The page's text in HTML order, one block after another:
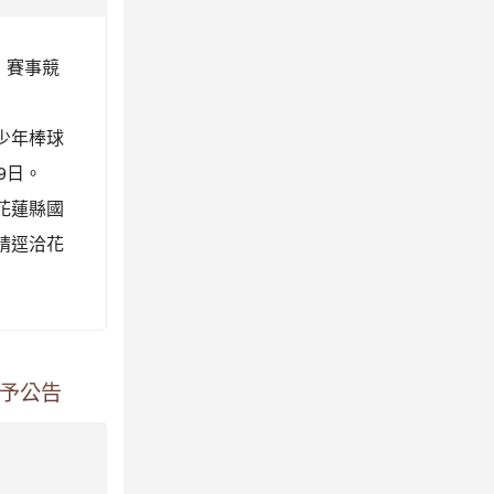
賽事競
年棒球
。
蓮縣國
逕洽花
公告